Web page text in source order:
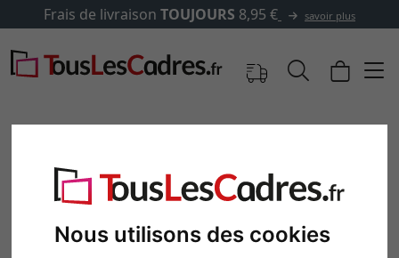
Nous utilisons des cookies
Frais de livraisonTOUJOURS8,95 € savoir plus